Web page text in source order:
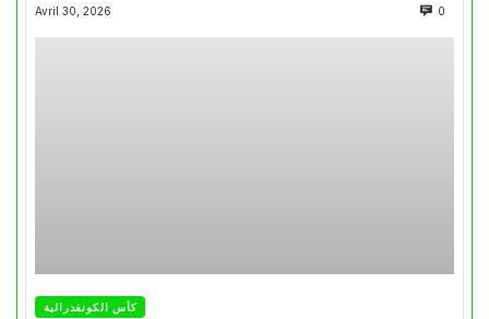
Avril 30, 2026 0
كأس الكونفدرالية